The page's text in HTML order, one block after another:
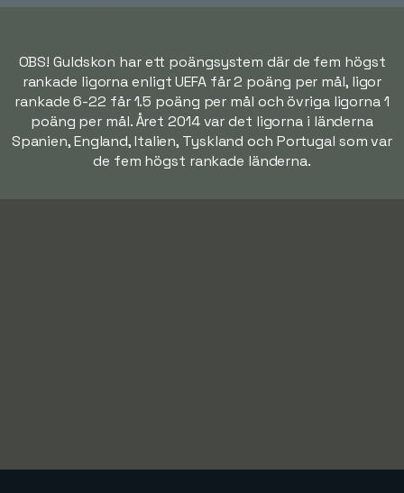
OBS! Guldskon har ett poängsystem där de fem högst
rankade ligorna enligt UEFA får 2 poäng per mål, ligor
rankade 6-22 får 1.5 poäng per mål och övriga ligorna 1
poäng per mål. Året 2014 var det ligorna i länderna
Spanien, England, Italien, Tyskland och Portugal som var
de fem högst rankade länderna.